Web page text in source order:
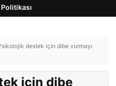
destek için dibe vurmayı
için dibe